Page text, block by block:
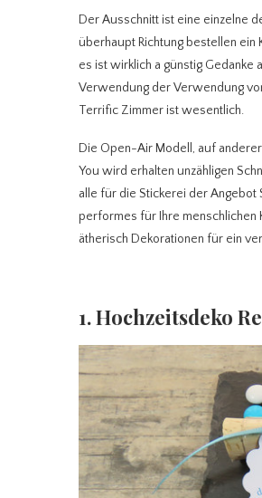
Der Ausschnitt ist eine einzelne
überhaupt Richtung bestellen ein
es ist wirklich a günstig Gedanke
Verwendung der Verwendung
Terrific Zimmer ist wesentlich.
Die Open-Air Modell, auf
You wird erhalten unzähligen
alle für die Stickerei der Angebot
performes für Ihre menschlichen
ätherisch Dekorationen für ein
1. Hochzeitsdeko